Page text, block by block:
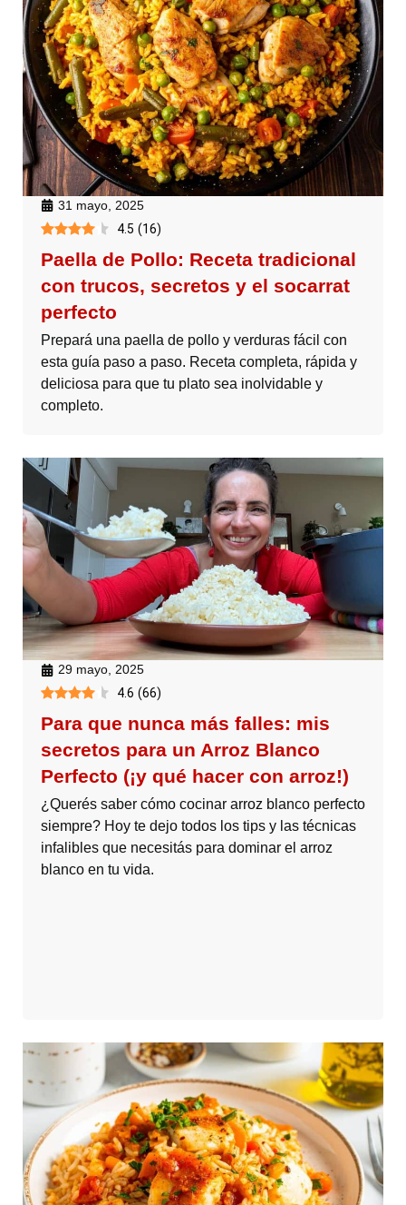
31 mayo, 2025
4.5 (16)
Paella de Pollo: Receta tradicional
con trucos, secretos y el socarrat
perfecto
Prepará una paella de pollo y verduras fácil con
esta guía paso a paso. Receta completa, rápida y
deliciosa para que tu plato sea inolvidable y
completo.
29 mayo, 2025
4.6 (66)
Para que nunca más falles: mis
secretos para un Arroz Blanco
Perfecto (¡y qué hacer con arroz!)
¿Querés saber cómo cocinar arroz blanco perfecto
siempre? Hoy te dejo todos los tips y las técnicas
infalibles que necesitás para dominar el arroz
blanco en tu vida.